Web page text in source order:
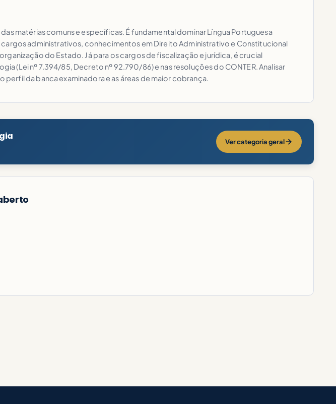
matérias comuns e específicas. É fundamental dominar Língua Portuguesa
administrativos, conhecimentos em Direito Administrativo e Constitucional
do Estado. Já para os cargos de fiscalização e jurídica, é crucial
(Lei nº 7.394/85, Decreto nº 92.790/86) e nas resoluções do CONTER. Analisar
da banca examinadora e as áreas de maior cobrança.
Ver categoria geral